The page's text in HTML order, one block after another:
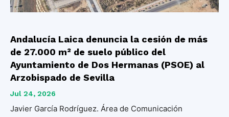
Andalucía Laica denuncia la cesión de más
de 27.000 m² de suelo público del
Ayuntamiento de Dos Hermanas (PSOE) al
Arzobispado de Sevilla
Jul 24, 2026
Javier García Rodríguez. Área de Comunicación